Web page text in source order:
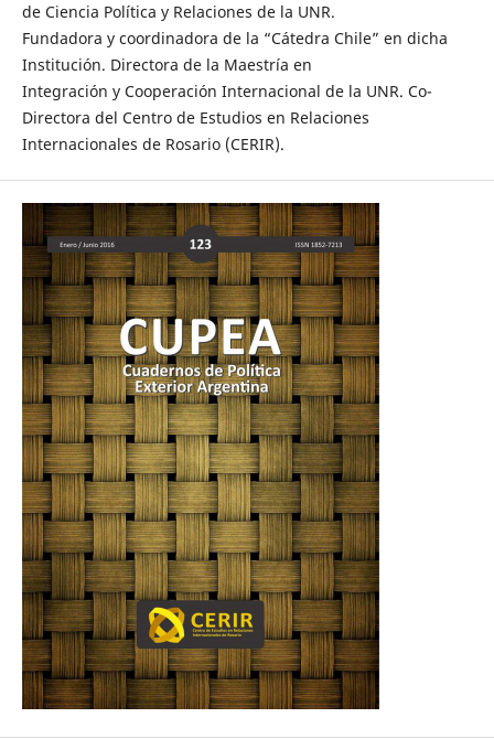
de Ciencia Política y Relaciones de la UNR.
Fundadora y coordinadora de la “Cátedra Chile” en dicha
Institución. Directora de la Maestría en
Integración y Cooperación Internacional de la UNR. Co-
Directora del Centro de Estudios en Relaciones
Internacionales de Rosario (CERIR).